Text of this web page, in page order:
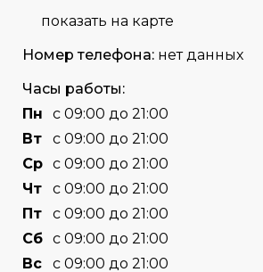
показать на карте
Номер телефона: нет данных
Часы работы:
Пн
с 09:00 до 21:00
Вт
с 09:00 до 21:00
Cр с 09:00 до 21:00
Чт
с 09:00 до 21:00
Пт
с 09:00 до 21:00
Сб с 09:00 до 21:00
Вс
с 09:00 до 21:00